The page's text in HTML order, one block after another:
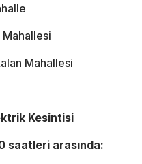
Mahallesi
Kesintisi
saatleri arasında: